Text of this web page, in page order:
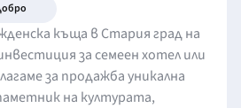
къща в Стария град на
за семеен хотел или
за продажба уникална
на културата,